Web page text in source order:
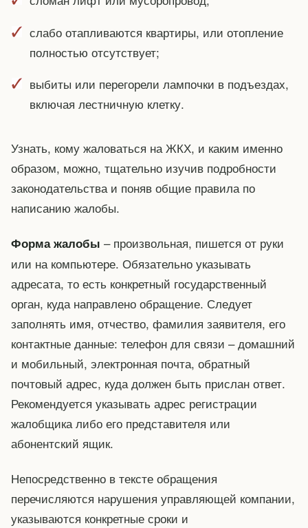
слабо отапливаются квартиры, или отопление
полностью отсутствует;
выбиты или перегорели лампочки в подъездах,
включая лестничную клетку.
Узнать, кому жаловаться на ЖКХ, и каким именно
образом, можно, тщательно изучив подробности
законодательства и поняв общие правила по
написанию жалобы.
Форма жалобы – произвольная, пишется от руки
или на компьютере. Обязательно указывать
адресата, то есть конкретный государственный
орган, куда направлено обращение. Следует
заполнять имя, отчество, фамилия заявителя, его
контактные данные: телефон для связи – домашний
и мобильный, электронная почта, обратный
почтовый адрес, куда должен быть прислан ответ.
Рекомендуется указывать адрес регистрации
жалобщика либо его представителя или
абонентский ящик.
Непосредственно в тексте обращения
перечисляются нарушения управляющей компании,
указываются конкретные сроки и